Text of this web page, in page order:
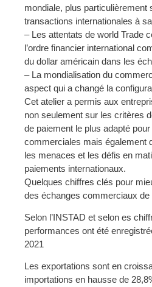
mondiale, plus particulièrement
transactions internationales à
– Les attentats de world Trade
l’ordre financier international
du dollar américain dans les
– La mondialisation du
aspect qui a changé la
Cet atelier a permis aux
non seulement sur les critères
de paiement le plus adapté
commerciales mais également
les menaces et les défis en
paiements internationaux.
Quelques chiffres clés pour
des échanges commerciaux
Selon l’INSTAD et selon es
performances ont été
2021
Les exportations sont en
importations en hausse de